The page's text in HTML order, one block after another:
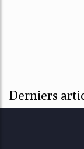
Derniers